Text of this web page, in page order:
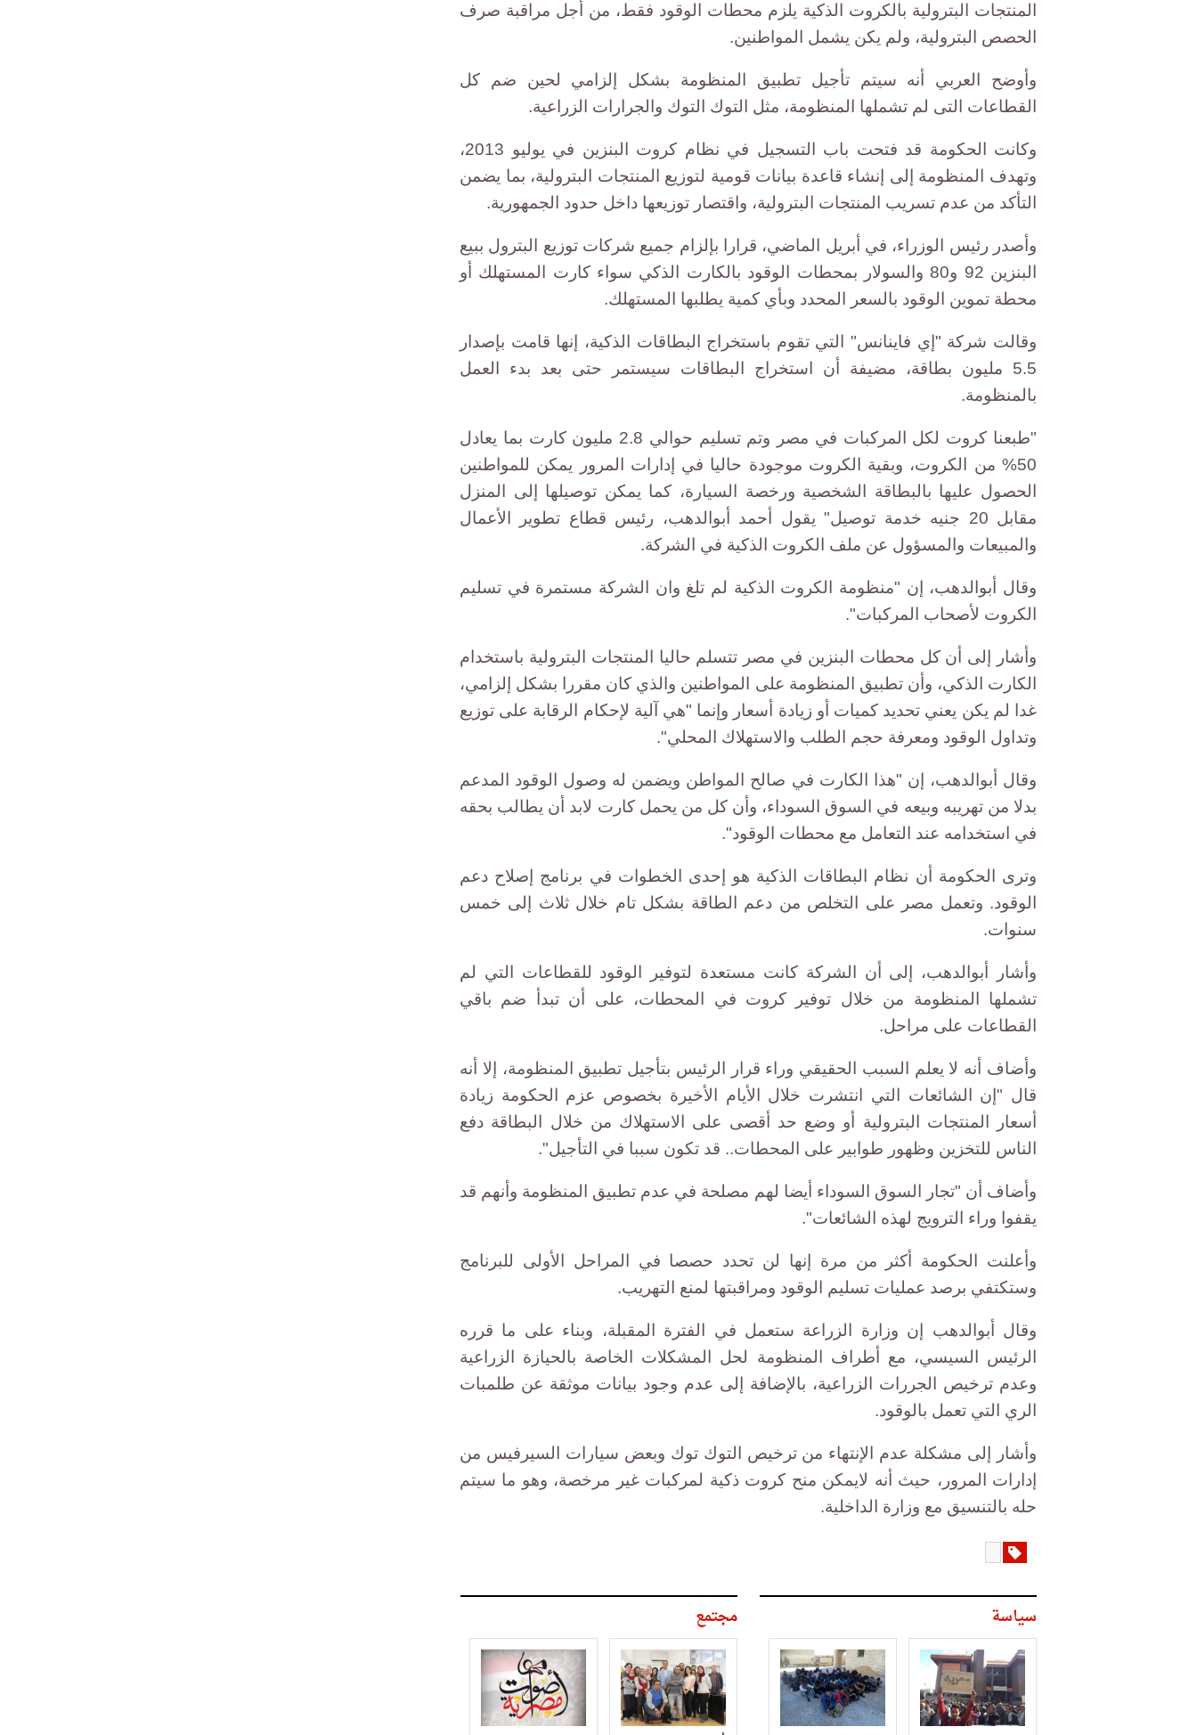
المنتجات البترولية بالكروت الذكية يلزم محطات الوقود فقط، من أجل مراقبة صرف
الحصص البترولية، ولم يكن يشمل المواطنين.
وأوضح العربي أنه سيتم تأجيل تطبيق المنظومة بشكل إلزامي لحين ضم كل
القطاعات التى لم تشملها المنظومة، مثل التوك التوك والجرارات الزراعية.
وكانت الحكومة قد فتحت باب التسجيل في نظام كروت البنزين في يوليو 2013،
وتهدف المنظومة إلى إنشاء قاعدة بيانات قومية لتوزيع المنتجات البترولية، بما يضمن
التأكد من عدم تسريب المنتجات البترولية، واقتصار توزيعها داخل حدود الجمهورية.
وأصدر رئيس الوزراء، في أبريل الماضي، قرارا بإلزام جميع شركات توزيع البترول ببيع
البنزين 92 و80 والسولار بمحطات الوقود بالكارت الذكي سواء كارت المستهلك أو
محطة تموين الوقود بالسعر المحدد وبأي كمية يطلبها المستهلك.
وقالت شركة "إي فاينانس" التي تقوم باستخراج البطاقات الذكية، إنها قامت بإصدار
5.5 مليون بطاقة، مضيفة أن استخراج البطاقات سيستمر حتى بعد بدء العمل
بالمنظومة.
"طبعنا كروت لكل المركبات في مصر وتم تسليم حوالي 2.8 مليون كارت بما يعادل
50% من الكروت، وبقية الكروت موجودة حاليا في إدارات المرور يمكن للمواطنين
الحصول عليها بالبطاقة الشخصية ورخصة السيارة، كما يمكن توصيلها إلى المنزل
مقابل 20 جنيه خدمة توصيل" يقول أحمد أبوالدهب، رئيس قطاع تطوير الأعمال
والمبيعات والمسؤول عن ملف الكروت الذكية في الشركة.
وقال أبوالدهب، إن "منظومة الكروت الذكية لم تلغ وان الشركة مستمرة في تسليم
الكروت لأصحاب المركبات".
وأشار إلى أن كل محطات البنزين في مصر تتسلم حاليا المنتجات البترولية باستخدام
الكارت الذكي، وأن تطبيق المنظومة على المواطنين والذي كان مقررا بشكل إلزامي،
غدا لم يكن يعني تحديد كميات أو زيادة أسعار وإنما "هي آلية لإحكام الرقابة على توزيع
وتداول الوقود ومعرفة حجم الطلب والاستهلاك المحلي".
وقال أبوالدهب، إن "هذا الكارت في صالح المواطن ويضمن له وصول الوقود المدعم
بدلا من تهريبه وبيعه في السوق السوداء، وأن كل من يحمل كارت لابد أن يطالب بحقه
في استخدامه عند التعامل مع محطات الوقود".
وترى الحكومة أن نظام البطاقات الذكية هو إحدى الخطوات في برنامج إصلاح دعم
الوقود. وتعمل مصر على التخلص من دعم الطاقة بشكل تام خلال ثلاث إلى خمس
سنوات.
وأشار أبوالدهب، إلى أن الشركة كانت مستعدة لتوفير الوقود للقطاعات التي لم
تشملها المنظومة من خلال توفير كروت في المحطات، على أن تبدأ ضم باقي
القطاعات على مراحل.
وأضاف أنه لا يعلم السبب الحقيقي وراء قرار الرئيس بتأجيل تطبيق المنظومة، إلا أنه
قال "إن الشائعات التي انتشرت خلال الأيام الأخيرة بخصوص عزم الحكومة زيادة
أسعار المنتجات البترولية أو وضع حد أقصى على الاستهلاك من خلال البطاقة دفع
الناس للتخزين وظهور طوابير على المحطات.. قد تكون سببا في التأجيل".
وأضاف أن "تجار السوق السوداء أيضا لهم مصلحة في عدم تطبيق المنظومة وأنهم قد
يقفوا وراء الترويج لهذه الشائعات".
وأعلنت الحكومة أكثر من مرة إنها لن تحدد حصصا في المراحل الأولى للبرنامج
وستكتفي برصد عمليات تسليم الوقود ومراقبتها لمنع التهريب.
وقال أبوالدهب إن وزارة الزراعة ستعمل في الفترة المقبلة، وبناء على ما قرره
الرئيس السيسي، مع أطراف المنظومة لحل المشكلات الخاصة بالحيازة الزراعية
وعدم ترخيص الجررات الزراعية، بالإضافة إلى عدم وجود بيانات موثقة عن طلمبات
الري التي تعمل بالوقود.
وأشار إلى مشكلة عدم الإنتهاء من ترخيص التوك توك وبعض سيارات السيرفيس من
إدارات المرور، حيث أنه لايمكن منح كروت ذكية لمركبات غير مرخصة، وهو ما سيتم
حله بالتنسيق مع وزارة الداخلية.
سياسة مجتمع